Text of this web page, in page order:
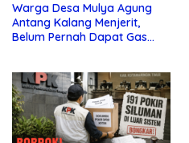
Warga Desa Mulya Agung
Antang Kalang Menjerit,
Belum Pernah Dapat Gas